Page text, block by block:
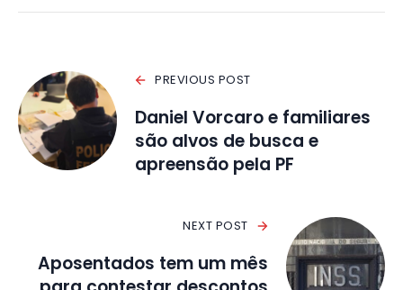
PREVIOUS POST
Daniel Vorcaro e familiares
são alvos de busca e
apreensão pela PF
NEXT POST
Aposentados tem um mês